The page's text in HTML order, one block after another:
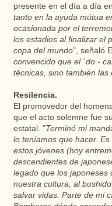
presente en el día a día
tanto en la ayuda mútua
ocasionada por el
los estadios al finalizar el
copa del mundo", señaló
convencido que el `do -
técnicas, sino también las
Resilencia.
El promovedor del
que el acto solemne fue
estatal. "Terminó mi
lo teníamos que hacer.
estos jóvenes (hoy
descendientes de
legado que los japoneses
nuestra cultura, al
salvar vidas. Parte de mi